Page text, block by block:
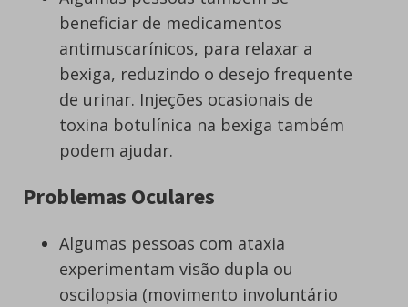
beneficiar de medicamentos
antimuscarínicos, para relaxar a
bexiga, reduzindo o desejo frequente
de urinar. Injeções ocasionais de
toxina botulínica na bexiga também
podem ajudar.
Problemas Oculares
Algumas pessoas com ataxia
experimentam visão dupla ou
oscilopsia (movimento involuntário